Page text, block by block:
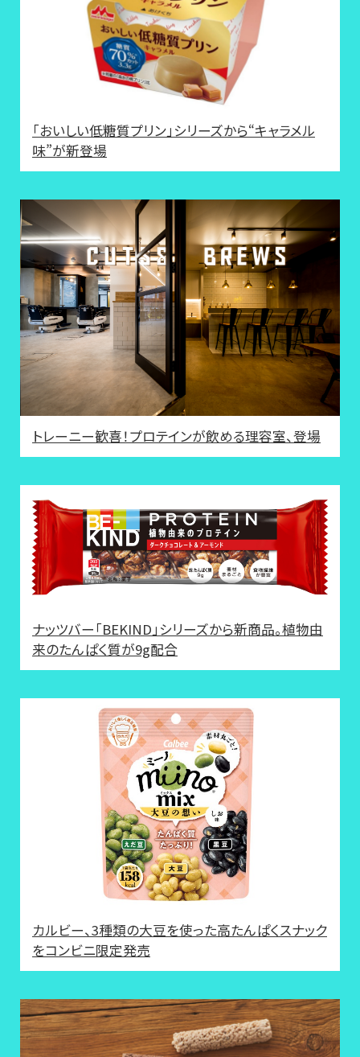
「おいしい低糖質プリン」シリーズから“キャラメル
味”が新登場
トレーニー歓喜！プロテインが飲める理容室、登場
ナッツバー「BEKIND」シリーズから新商品。植物由
来のたんぱく質が9g配合
カルビー、3種類の大豆を使った高たんぱくスナック
をコンビニ限定発売